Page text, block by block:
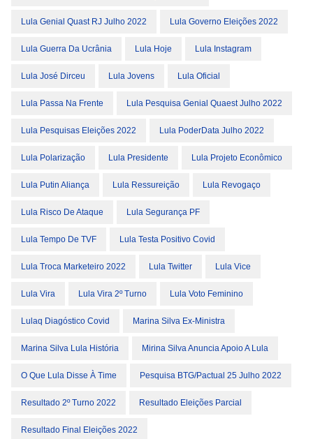
Lula Genial Quast RJ Julho 2022 Lula Governo Eleições 2022
Lula Guerra Da Ucrânia Lula Hoje Lula Instagram
Lula José Dirceu Lula Jovens Lula Oficial
Lula Passa Na Frente Lula Pesquisa Genial Quaest Julho 2022
Lula Pesquisas Eleições 2022 Lula PoderData Julho 2022
Lula Polarização Lula Presidente Lula Projeto Econômico
Lula Putin Aliança Lula Ressureição Lula Revogaço
Lula Risco De Ataque Lula Segurança PF
Lula Tempo De TVF Lula Testa Positivo Covid
Lula Troca Marketeiro 2022 Lula Twitter Lula Vice
Lula Vira Lula Vira 2º Turno Lula Voto Feminino
Lulaq Diagóstico Covid Marina Silva Ex-Ministra
Marina Silva Lula História Mirina Silva Anuncia Apoio A Lula
O Que Lula Disse À Time Pesquisa BTG/Pactual 25 Julho 2022
Resultado 2º Turno 2022 Resultado Eleições Parcial
Resultado Final Eleições 2022